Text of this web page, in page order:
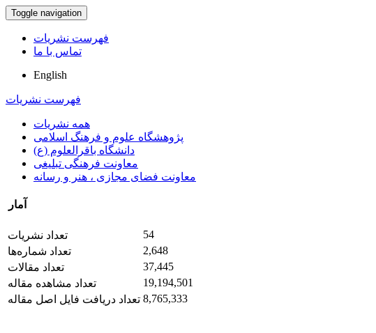
Toggle navigation
فهرست نشریات
تماس با ما
English
فهرست نشریات
همه نشریات
پژوهشگاه علوم و فرهنگ اسلامی
دانشگاه باقرالعلوم (ع)
معاونت فرهنگی تبلیغی
معاونت فضای مجازی ، هنر و رسانه
آمار
تعداد نشریات
54
تعداد شماره‌ها
2,648
تعداد مقالات
37,445
تعداد مشاهده مقاله
19,194,501
تعداد دریافت فایل اصل مقاله 8,765,333